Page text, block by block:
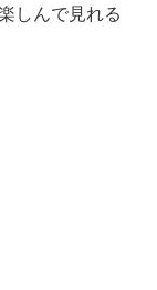
しんで見れる